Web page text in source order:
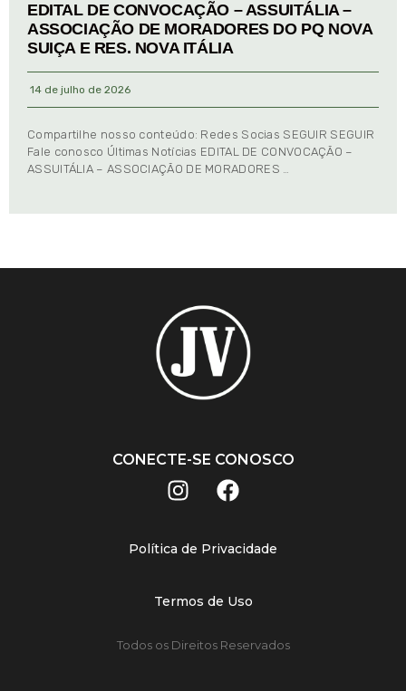
EDITAL DE CONVOCAÇÃO – ASSUITÁLIA –
ASSOCIAÇÃO DE MORADORES DO PQ NOVA
SUIÇA E RES. NOVA ITÁLIA
14 de julho de 2026
Compartilhe nosso conteúdo: Redes Socias SEGUIR SEGUIR
Fale conosco Últimas Notícias EDITAL DE CONVOCAÇÃO –
ASSUITÁLIA – ASSOCIAÇÃO DE MORADORES …
CONECTE-SE CONOSCO
Política de Privacidade
Termos de Uso
Todos os Direitos Reservados